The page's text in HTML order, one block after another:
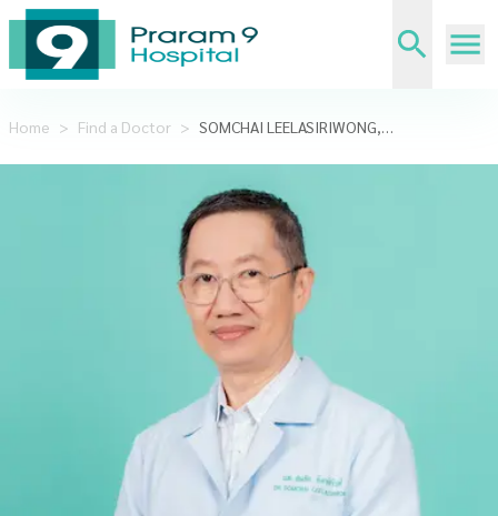
Home > Find a Doctor > SOMCHAI LEELASIRIWONG, M.D.